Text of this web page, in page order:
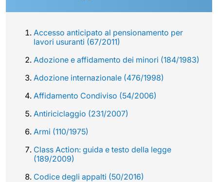
Accesso anticipato al pensionamento per
lavori usuranti (67/2011)
Adozione e affidamento dei minori (184/1983)
Adozione internazionale (476/1998)
Affidamento Condiviso (54/2006)
Antiriciclaggio (231/2007)
Armi (110/1975)
Class Action: guida e testo della legge
(189/2009)
Codice degli appalti (50/2016)